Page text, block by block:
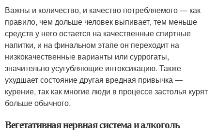
Важны и количество, и качество потребляемого — как
правило, чем дольше человек выпивает, тем меньше
средств у него остается на качественные спиртные
напитки, и на финальном этапе он переходит на
низкокачественные варианты или суррогаты,
значительно усугубляющие интоксикацию. Также
ухудшает состояние другая вредная привычка —
курение, так как многие люди в процессе застолья курят
больше обычного.
Вегетативная нервная система и алкоголь